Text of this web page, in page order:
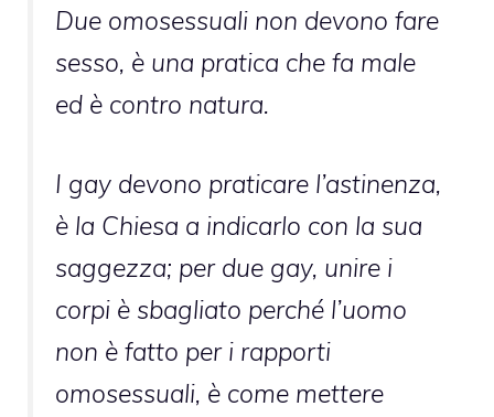
Due omosessuali non devono fare
sesso, è una pratica che fa male
ed è contro natura.
I gay devono praticare l’astinenza,
è la Chiesa a indicarlo con la sua
saggezza; per due gay, unire i
corpi è sbagliato perché l’uomo
non è fatto per i rapporti
omosessuali, è come mettere